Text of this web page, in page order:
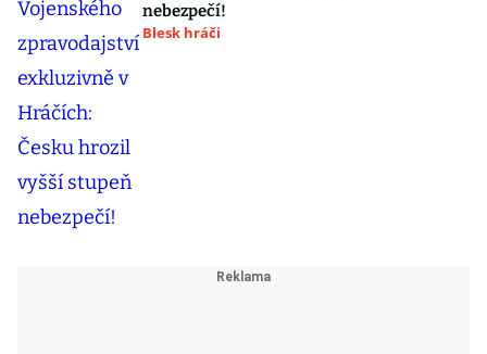
nebezpečí!
Blesk hráči